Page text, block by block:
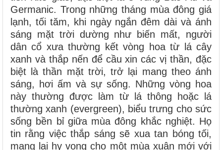
Germanic. Trong những tháng mùa đông giá
lạnh, tối tăm, khi ngày ngắn đêm dài và ánh
sáng mặt trời dường như biến mất, người
dân cổ xưa thường kết vòng hoa từ lá cây
xanh và thắp nến để cầu xin các vị thần, đặc
biệt là thần mặt trời, trở lại mang theo ánh
sáng, hơi ấm và sự sống. Những vòng hoa
này thường được làm từ lá thông hoặc lá
thường xanh (evergreen), biểu trưng cho sức
sống bền bỉ giữa mùa đông khắc nghiệt. Họ
tin rằng việc thắp sáng sẽ xua tan bóng tối,
mang lại hy vọng cho một mùa xuân mới với